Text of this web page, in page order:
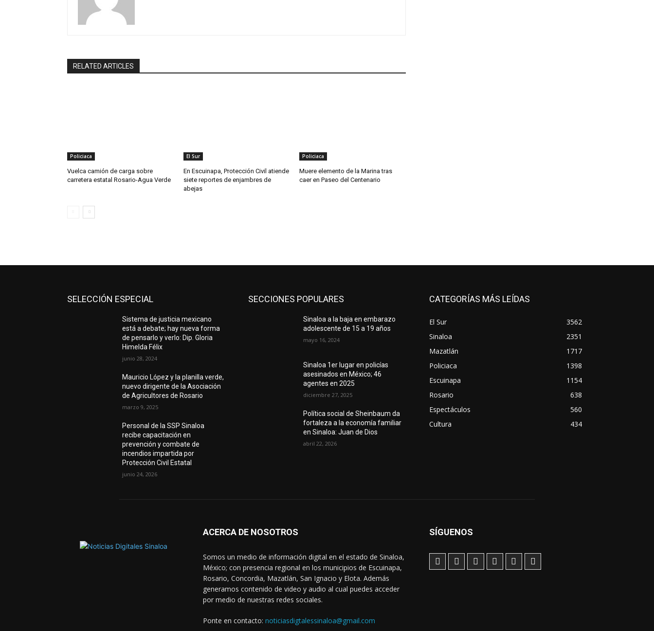
RELATED ARTICLES
Policiaca
Vuelca camión de carga sobre
carretera estatal Rosario-Agua Verde
El Sur
En Escuinapa, Protección Civil atiende
siete reportes de enjambres de
abejas
Policiaca
Muere elemento de la Marina tras
caer en Paseo del Centenario
SELECCIÓN ESPECIAL
Sistema de justicia mexicano
está a debate; hay nueva forma
de pensarlo y verlo: Dip. Gloria
Himelda Félix
junio 28, 2024
Mauricio López y la planilla verde,
nuevo dirigente de la Asociación
de Agricultores de Rosario
marzo 9, 2025
Personal de la SSP Sinaloa
recibe capacitación en
prevención y combate de
incendios impartida por
Protección Civil Estatal
junio 24, 2026
SECCIONES POPULARES
Sinaloa a la baja en embarazo
adolescente de 15 a 19 años
mayo 16, 2024
Sinaloa 1er lugar en policías
asesinados en México; 46
agentes en 2025
diciembre 27, 2025
Política social de Sheinbaum da
fortaleza a la economía familiar
en Sinaloa: Juan de Dios
abril 22, 2026
CATEGORÍAS MÁS LEÍDAS
El Sur
3562
Sinaloa
2351
Mazatlán
1717
Policiaca
1398
Escuinapa
1154
Rosario
638
Espectáculos
560
Cultura
434
ACERCA DE NOSOTROS
Somos un medio de información digital en el estado de Sinaloa,
México; con presencia regional en los municipios de Escuinapa,
Rosario, Concordia, Mazatlán, San Ignacio y Elota. Además
generamos contenido de video y audio al cual puedes acceder
por medio de nuestras redes sociales.
Ponte en contacto: noticiasdigtalessinaloa@gmail.com
SÍGUENOS